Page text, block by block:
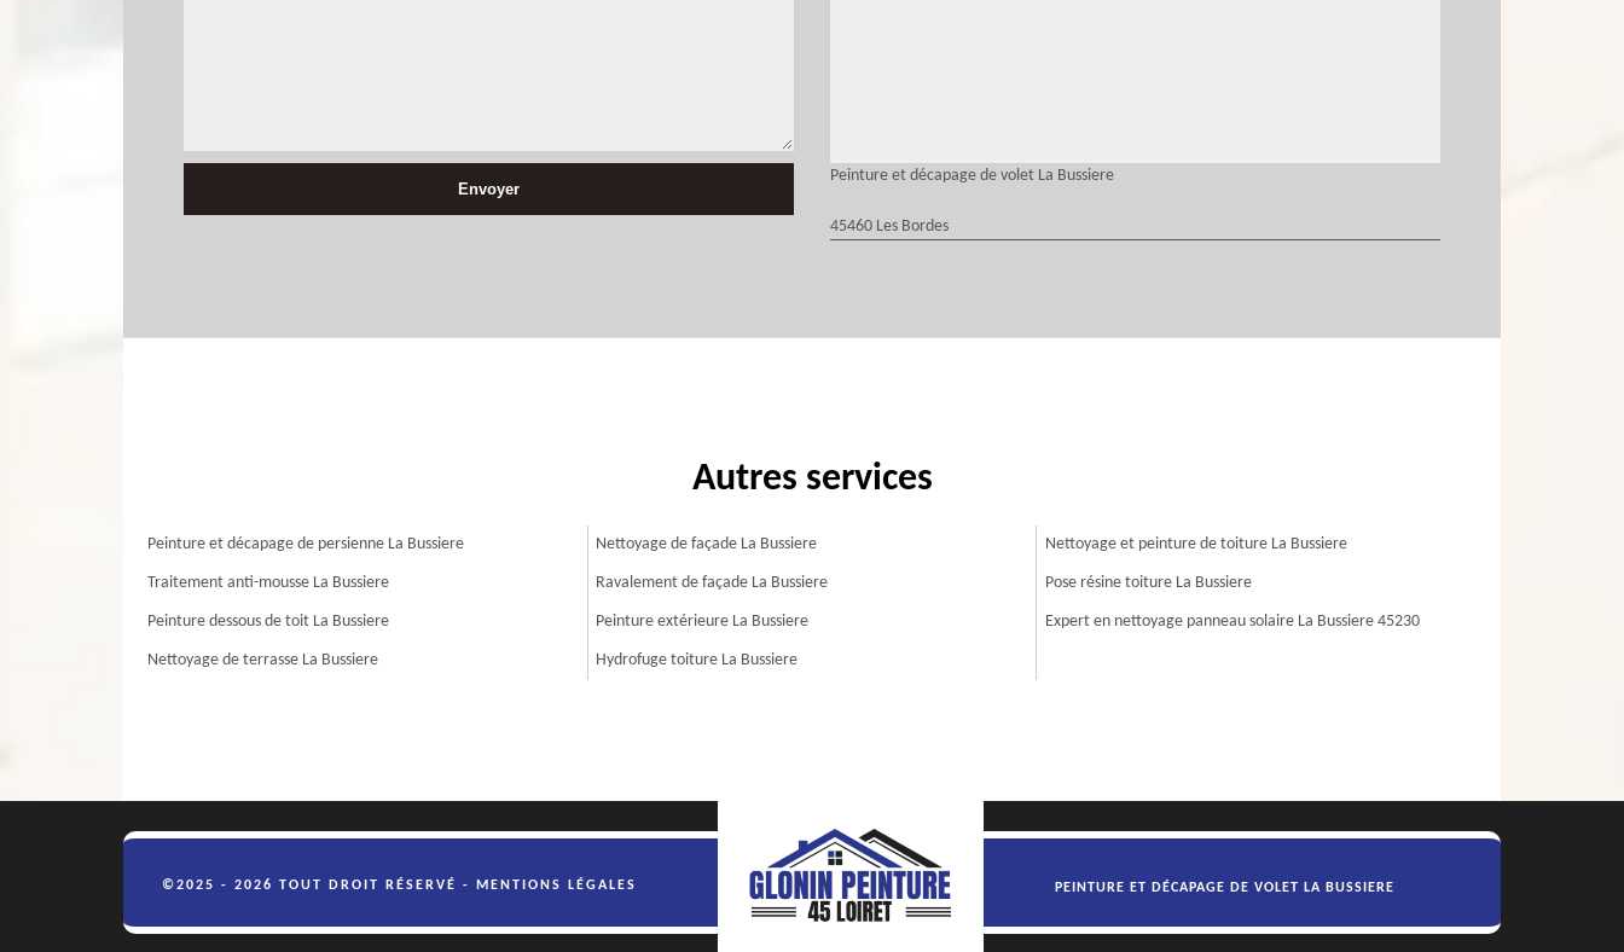
Peinture et décapage de volet La Bussiere
45460 Les Bordes
Autres services
Peinture et décapage de persienne La Bussiere
Traitement anti-mousse La Bussiere
Peinture dessous de toit La Bussiere
Nettoyage de terrasse La Bussiere
Nettoyage de façade La Bussiere
Ravalement de façade La Bussiere
Peinture extérieure La Bussiere
Hydrofuge toiture La Bussiere
Nettoyage et peinture de toiture La Bussiere
Pose résine toiture La Bussiere
Expert en nettoyage panneau solaire La Bussiere 45230
©2025 - 2026 TOUT DROIT RÉSERVÉ - MENTIONS LÉGALES PEINTURE ET DÉCAPAGE DE VOLET LA BUSSIERE